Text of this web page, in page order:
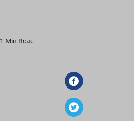
1 Min Read